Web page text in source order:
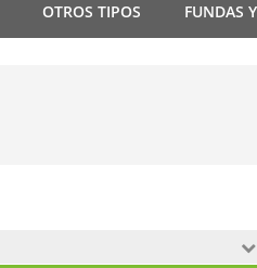
OTROS TIPOS FUNDAS